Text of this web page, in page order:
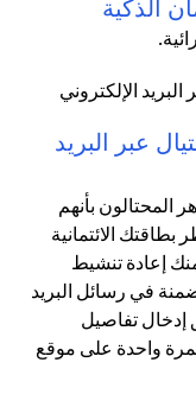
الذكية
عبر البريد
المحتالون بأنهم
الائتمانية
إعادة تنشيط
في رسائل البريد
إدخال تفاصيل
واحدة على موقع